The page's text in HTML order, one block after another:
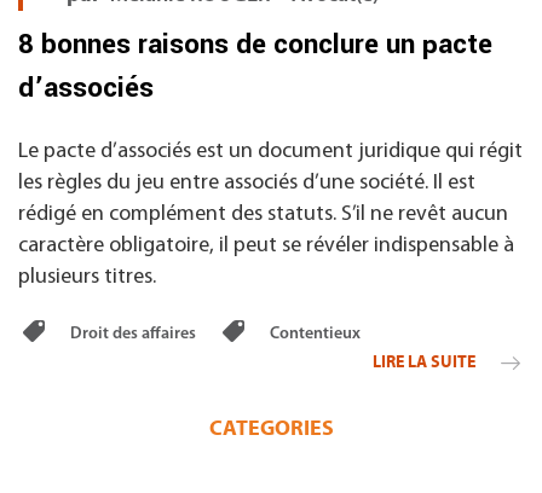
8 bonnes raisons de conclure un pacte
d’associés
Le pacte d’associés est un document juridique qui régit
les règles du jeu entre associés d’une société. Il est
rédigé en complément des statuts. S’il ne revêt aucun
caractère obligatoire, il peut se révéler indispensable à
plusieurs titres.
Droit des affaires Contentieux
LIRE LA SUITE
CATEGORIES